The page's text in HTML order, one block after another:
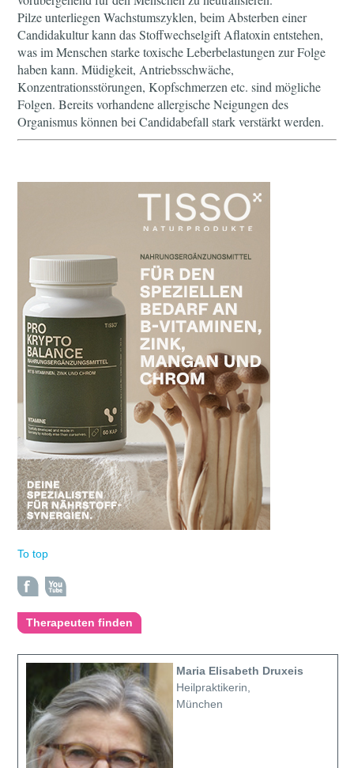
Pilze unterliegen Wachstumszyklen, beim Absterben einer
Candidakultur kann das Stoffwechselgift Aflatoxin entstehen,
was im Menschen starke toxische Leberbelastungen zur Folge
haben kann. Müdigkeit, Antriebsschwäche,
Konzentrationsstörungen, Kopfschmerzen etc. sind mögliche
Folgen. Bereits vorhandene allergische Neigungen des
Organismus können bei Candidabefall stark verstärkt werden.
To top
Therapeuten finden
Maria Elisabeth Druxeis
Heilpraktikerin,
München